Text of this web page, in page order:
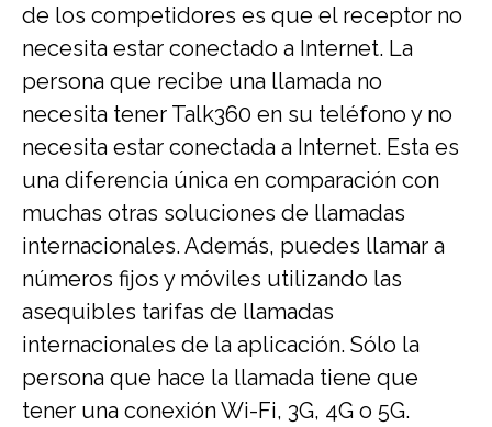
de los competidores es que el receptor no
necesita estar conectado a Internet. La
persona que recibe una llamada no
necesita tener Talk360 en su teléfono y no
necesita estar conectada a Internet. Esta es
una diferencia única en comparación con
muchas otras soluciones de llamadas
internacionales. Además, puedes llamar a
números fijos y móviles utilizando las
asequibles tarifas de llamadas
internacionales de la aplicación. Sólo la
persona que hace la llamada tiene que
tener una conexión Wi-Fi, 3G, 4G o 5G.